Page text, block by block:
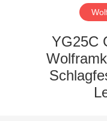
AUSFLUG
YG25C